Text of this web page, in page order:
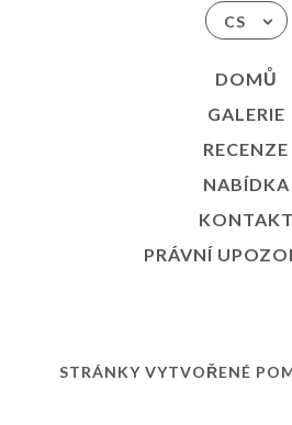
CS
DOMŮ
GALERIE
RECENZE
NABÍDKA
KONTAKT
PRÁVNÍ
STRÁNKY VYTVOŘENÉ